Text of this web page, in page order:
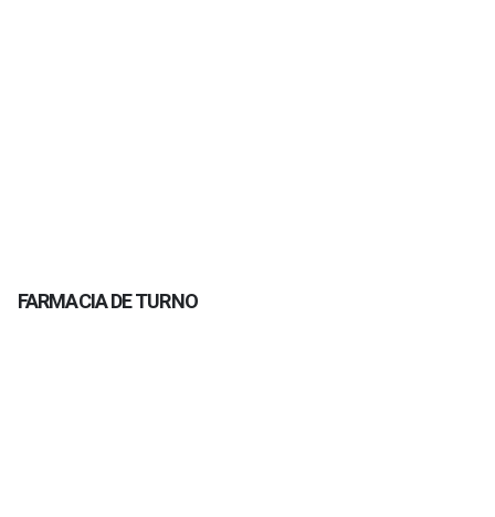
FARMACIA DE TURNO